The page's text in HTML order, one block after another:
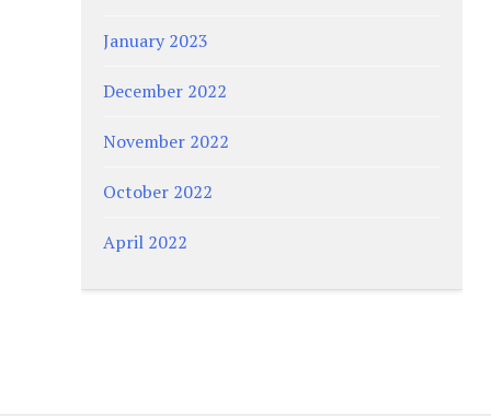
January 2023
December 2022
November 2022
October 2022
April 2022